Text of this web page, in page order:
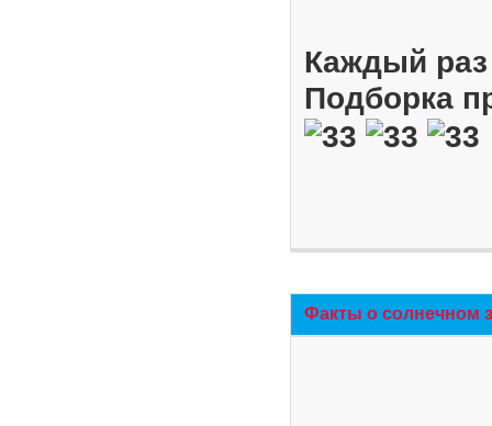
Каждый
Подборка
Факты о солнечном